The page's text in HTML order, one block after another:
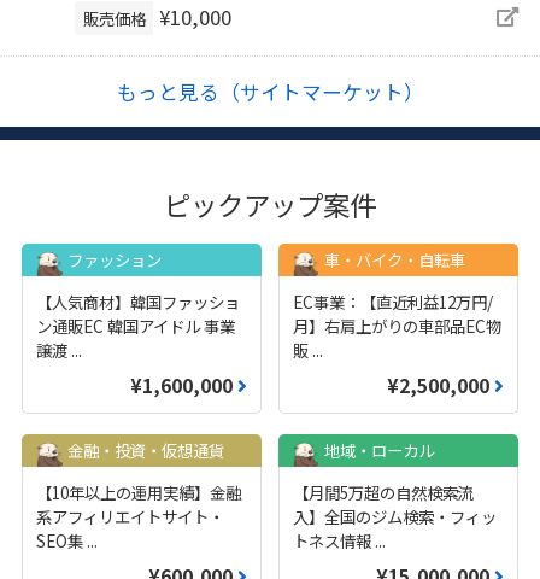
販売価格 ¥10,000
もっと見る（サイトマーケット）
ピックアップ案件
ファッション
【人気商材】韓国ファッショ
ン通販EC 韓国アイドル 事業
譲渡 ...
¥1,600,000
車・バイク・自転車
EC事業：【直近利益12万円/
月】右肩上がりの車部品EC物
販 ...
¥2,500,000
金融・投資・仮想通貨
【10年以上の運用実績】金融
系アフィリエイトサイト・
SEO集 ...
地域・ローカル
【月間5万超の自然検索流
入】全国のジム検索・フィッ
トネス情報 ...